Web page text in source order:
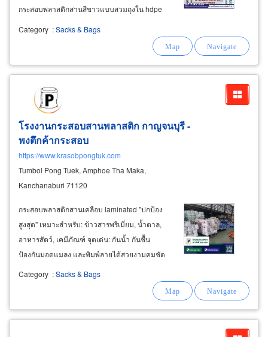
กระสอบพลาสติกสานสีขาวแบบสวมถุงใน hdpe
ประกอบการ ช่วยลดต้นทุนแพ็กเกจสินค้า ราคาสุด
พลาสติกสานสีขาวล้วน
Category :Sacks & Bags
โรงงานกระสอบสานพลาสติก กาญจนบุรี -
พงตึกค้ากระสอบ
https://www.krasobpongtuk.com
Tumbol Pong Tuek, Amphoe Tha Maka,
Kanchanaburi 71120
กระสอบพลาสติกสานเคลือบ laminated "ปกป้อง
สูงสุด" เหมาะสำหรับ: ข้าวสารพรีเมี่ยม, น้ำตาล,
อาหารสัตว์, เคมีภัณฑ์ จุดเด่น: กันน้ำ กันชื้น
ป้องกันมอดแมลง และพิมพ์ลายได้สวยงามคมชัด
อากาศ" เหมาะสำหรับ: โรงน้ำแข็ง, เมล็ดพันธุ์, ดิน
Category :Sacks & Bags